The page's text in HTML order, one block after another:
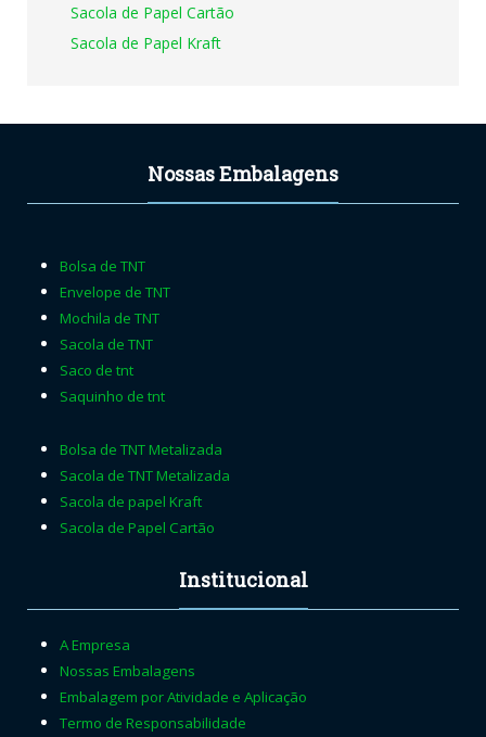
Sacola de Papel Cartão
Sacola de Papel Kraft
Nossas Embalagens
Bolsa de TNT
Envelope de TNT
Mochila de TNT
Sacola de TNT
Saco de tnt
Saquinho de tnt
Bolsa de TNT Metalizada
Sacola de TNT Metalizada
Sacola de papel Kraft
Sacola de Papel Cartão
Institucional
A Empresa
Nossas Embalagens
Embalagem por Atividade e Aplicação
Termo de Responsabilidade